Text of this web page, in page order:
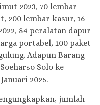
2023, 70 lembar
200 lembar kasur, 16
84 peralatan dapur
portabel, 100 paket
Adapun Barang
Solo ke
2025.
jumlah